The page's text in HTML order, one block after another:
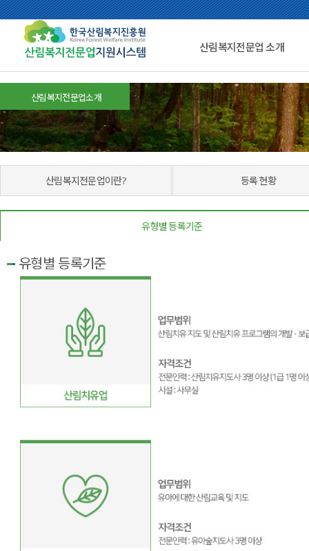
산림복지전문업 소개
산림복지전문업소개
산림복지전문업이란? 등록 현황
유형별 등록기준
유형별 등록기준